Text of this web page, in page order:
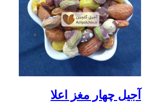
آجیل چهار مغز اعلا